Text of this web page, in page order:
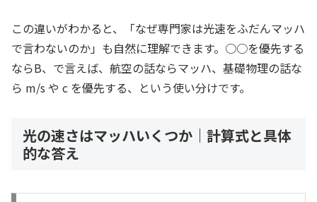
この違いがわかると、「なぜ専門家は光速をふだんマッハ
で言わないのか」も自然に理解できます。○○を優先する
ならB、で言えば、航空の話ならマッハ、基礎物理の話な
ら m/s や c を優先する、という使い分けです。
光の速さはマッハいくつか｜計算式と具体
的な答え